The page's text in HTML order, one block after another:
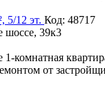
5/12 эт. Код: 48717
шоссе, 39к3
1-комнатная
от